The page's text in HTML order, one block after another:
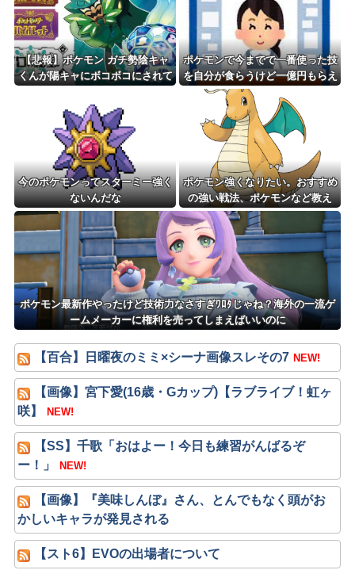
【悲報】ポケモン ガチ勢陰キャ
くんが陽キャにボコボコにされて
ポケモンで今までで一番使った技
を自分が食らうけど一億円もらえ
るボタン
今のポケモンってスターミー強く
ないんだな
ポケモン強くなりたい。おすすめ
の強い戦法、ポケモンなど教え
て？
ポケモン最新作やったけど技術力なさすぎﾜﾛﾀじゃね？海外の一流ゲ
ームメーカーに権利を売ってしまえばいいのに
【百合】日曜夜のミミ×シーナ画像スレその7 NEW!
【画像】宮下愛(16歳・Gカップ)【ラブライブ！虹ヶ
咲】
NEW!
【SS】千歌「おはよー！今日も練習がんばるぞ
ー！」
NEW!
【画像】『美味しんぼ』さん、とんでもなく頭がお
かしいキャラが発見される
【スト6】EVOの出場者について